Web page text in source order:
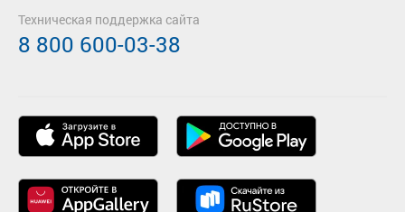
Техническая поддержка сайта
8 800 600-03-38